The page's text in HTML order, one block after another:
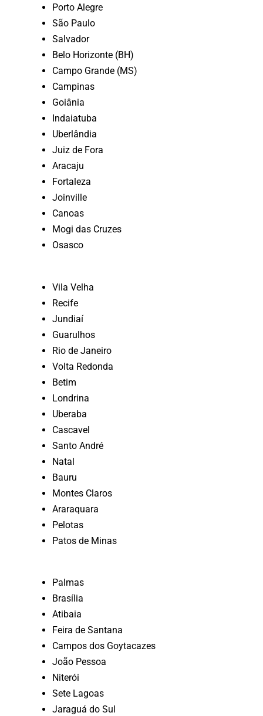
Porto Alegre
São Paulo
Salvador
Belo Horizonte (BH)
Campo Grande (MS)
Campinas
Goiânia
Indaiatuba
Uberlândia
Juiz de Fora
Aracaju
Fortaleza
Joinville
Canoas
Mogi das Cruzes
Osasco
Vila Velha
Recife
Jundiaí
Guarulhos
Rio de Janeiro
Volta Redonda
Betim
Londrina
Uberaba
Cascavel
Santo André
Natal
Bauru
Montes Claros
Araraquara
Pelotas
Patos de Minas
Palmas
Brasília
Atibaia
Feira de Santana
Campos dos Goytacazes
João Pessoa
Niterói
Sete Lagoas
Jaraguá do Sul